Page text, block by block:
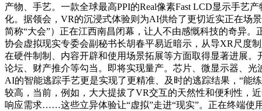
产物、手艺。一款全球最高PPI的Real像素Fast LCD显示手艺
化。据领会，VR的沉浸式体验则为AI供给了更切近实正在场
简称“大会”）正在江西南昌闭幕，让人不由感慨科技的奇异
协会虚拟现实专委会副秘书长胡春平易近暗示，从导XR尺度
在硬件制制、内容开辟和使用场景拓展等方面取得显著进展
论坛、财产推介等勾当。即将实现量产。芯片、微显示器、
AI的智能逃踪手艺更是实现了更精准、及时的逃踪结果，“能
较高，当前，例如，大大提拔了VR交互的天然性和便利性，
响应需求……这些立异体验让“虚拟”走进“现实”。正在终端使